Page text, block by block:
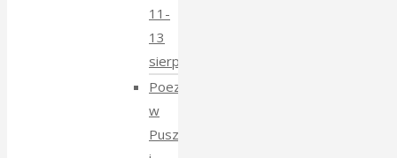
11-
13
sierpnia
Poezja
w
Puszczy